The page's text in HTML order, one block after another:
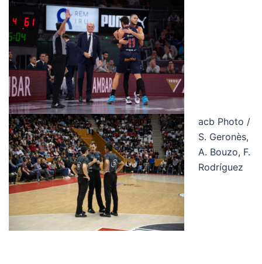
acb Photo /
S. Geronès,
A. Bouzo, F.
Rodríguez